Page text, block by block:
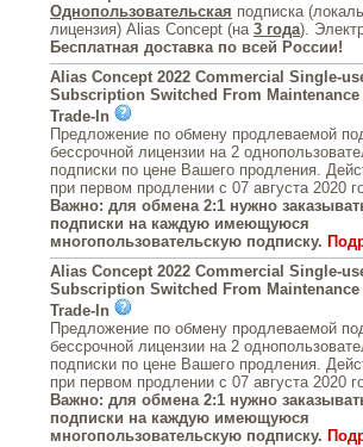
Однопользовательская подписка
лицензия) Alias Concept (на 3 года).
Бесплатная доставка по всей России!
Alias Concept 2022 Commercial Single-
Subscription Switched From Maintenance
Trade-In
Предложение по обмену продлеваемой
бессрочной лицензии на 2
подписки по цене Вашего продления.
при первом продлении с 07 августа 2020
Важно: для обмена 2:1 нужно
подписки на каждую имеющуюся
многопользовательскую подписку.
Alias Concept 2022 Commercial Single-
Subscription Switched From Maintenance
Trade-In
Предложение по обмену продлеваемой
бессрочной лицензии на 2
подписки по цене Вашего продления.
при первом продлении с 07 августа 2020
Важно: для обмена 2:1 нужно
подписки на каждую имеющуюся
многопользовательскую подписку.